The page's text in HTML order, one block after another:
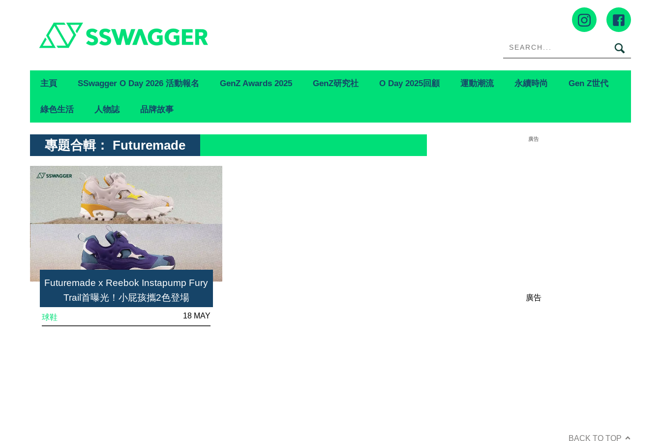
Primary
Navigation
主頁 SSwagger O Day 2026 活動報名 GenZ Awards 2025 GenZ研究社 O Day 2025回顧 運動潮流 永續時尚 Gen Z世代
綠色生活 人物誌 品牌故事
專題合輯： Futuremade
Futuremade x Reebok Instapump Fury
Trail首曝光！小屁孩攜2色登場
球鞋 18 MAY
廣告
廣告
BACK TO TOP